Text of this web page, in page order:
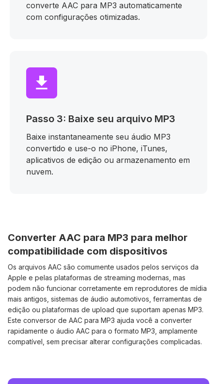
converte AAC para MP3 automaticamente
com configurações otimizadas.
Passo 3: Baixe seu arquivo MP3
Baixe instantaneamente seu áudio MP3
convertido e use-o no iPhone, iTunes,
aplicativos de edição ou armazenamento em
nuvem.
Converter AAC para MP3 para melhor
compatibilidade com dispositivos
Os arquivos AAC são comumente usados pelos serviços da
Apple e pelas plataformas de streaming modernas, mas
podem não funcionar corretamente em reprodutores de mídia
mais antigos, sistemas de áudio automotivos, ferramentas de
edição ou plataformas de upload que suportam apenas MP3.
Este conversor de AAC para MP3 ajuda você a converter
rapidamente o áudio AAC para o formato MP3, amplamente
compatível, sem precisar alterar configurações complicadas.